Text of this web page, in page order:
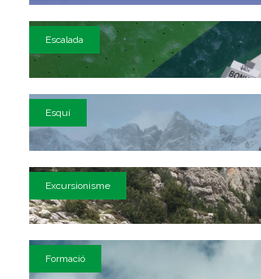
Escalada
Esquí
Excursionisme
Formació